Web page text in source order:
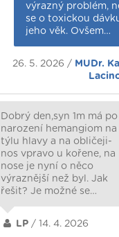
výrazný problém,
se o toxickou
jeho věk. Ovšem…
26. 5. 2026 / MUDr.
Dobrý den,syn 1m má po
narození hemangiom na
týlu hlavy a na obličeji-
nos vpravo u kořene, na
nose je nyní o něco
výraznější než byl. Jak
řešit? Je možné se…
LP / 14. 4. 2026